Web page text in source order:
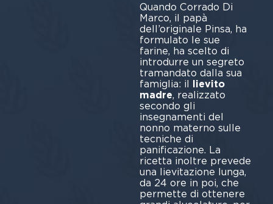
Quando Corrado Di
Marco, il papà
dell’originale Pinsa, ha
formulato le sue
farine, ha scelto di
introdurre un segreto
tramandato dalla sua
famiglia: il lievito
madre, realizzato
secondo gli
insegnamenti del
nonno materno sulle
tecniche di
panificazione. La
ricetta inoltre prevede
una lievitazione lunga,
da 24 ore in poi, che
permette di ottenere